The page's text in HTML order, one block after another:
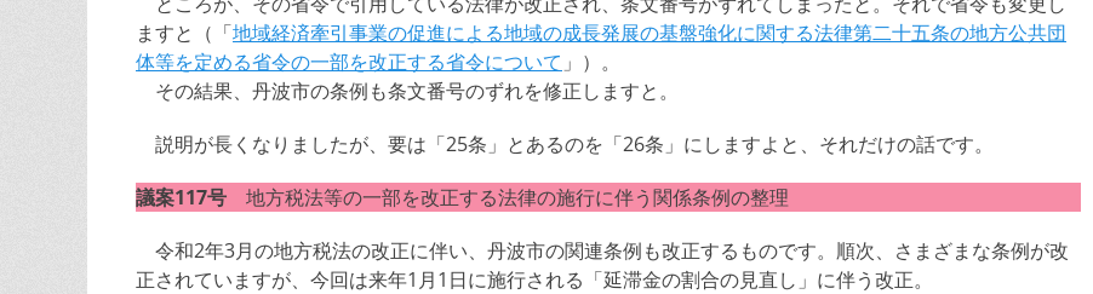
ますと（「地域経済牽引事業の促進による地域の成長発展の基盤強化に関する法律第二十五条の地方公共団
体等を定める省令の一部を改正する省令について 」）。
その結果、丹波市の条例も条文番号のずれを修正しますと。
説明が長くなりましたが、要は「25条」とあるのを「26条」にしますよと、それだけの話です。
議案117号 地方税法等の一部を改正する法律の施行に伴う関係条例の整理
令和2年3月の地方税法の改正に伴い、丹波市の関連条例も改正するものです。順次、さまざまな条例が改
正されていますが、今回は来年1月1日に施行される「延滞金の割合の見直し」に伴う改正。